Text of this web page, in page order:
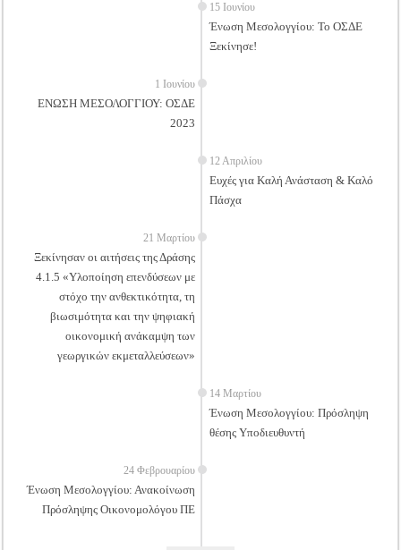
15 Ιουνίου
Ένωση Μεσολογγίου: Το ΟΣΔΕ
Ξεκίνησε!
1 Ιουνίου
ΕΝΩΣΗ ΜΕΣΟΛΟΓΓΙΟΥ: ΟΣΔΕ
2023
12 Απριλίου
Ευχές για Καλή Ανάσταση & Καλό
Πάσχα
21 Μαρτίου
Ξεκίνησαν οι αιτήσεις της Δράσης
4.1.5 «Υλοποίηση επενδύσεων με
στόχο την ανθεκτικότητα, τη
βιωσιμότητα και την ψηφιακή
οικονομική ανάκαμψη των
γεωργικών εκμεταλλεύσεων»
14 Μαρτίου
Ένωση Μεσολογγίου: Πρόσληψη
θέσης Υποδιευθυντή
24 Φεβρουαρίου
Ένωση Μεσολογγίου: Ανακοίνωση
Πρόσληψης Οικονομολόγου ΠΕ